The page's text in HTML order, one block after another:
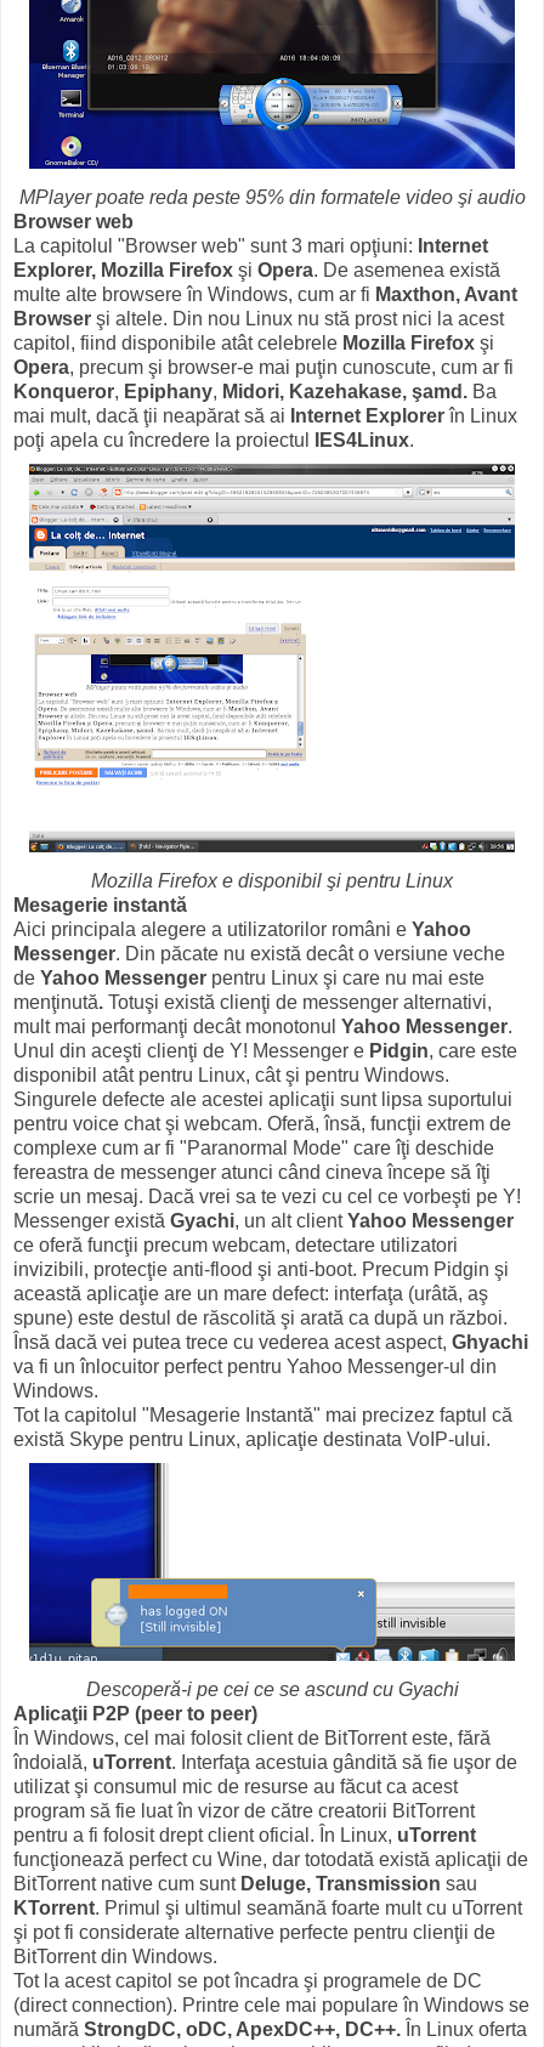
MPlayer poate reda peste 95% din formatele video şi audio
Browser web
La capitolul "Browser web" sunt 3 mari opţiuni: Internet
Explorer, Mozilla Firefox şi Opera. De asemenea există
multe alte browsere în Windows, cum ar fi Maxthon, Avant
Browser şi altele. Din nou Linux nu stă prost nici la acest
capitol, fiind disponibile atât celebrele Mozilla Firefox şi
Opera, precum şi browser-e mai puţin cunoscute, cum ar fi
Konqueror, Epiphany, Midori, Kazehakase, şamd. Ba
mai mult, dacă ţii neapărat să ai Internet Explorerîn Linux
poţi apela cu încredere la proiectul
IES4Linux.
Mozilla Firefox e disponibil şi pentru Linux
Mesagerie instantă
Aici principala alegere a utilizatorilor români e Yahoo
Messenger. Din păcate nu există decât o versiune veche
de Yahoo Messenger pentru Linux şi care nu mai este
menţinută. Totuşi există clienţi de messenger alternativi,
mult mai performanţi decât monotonul Yahoo Messenger.
Unul din aceşti clienţi de Y! Messenger e Pidgin, care este
disponibil atât pentru Linux, cât şi pentru Windows.
Singurele defecte ale acestei aplicaţii sunt lipsa suportului
pentru voice chat şi webcam. Oferă, însă, funcţii extrem de
complexe cum ar fi "Paranormal Mode" care îţi deschide
fereastra de messenger atunci când cineva începe să îţi
scrie un mesaj. Dacă vrei sa te vezi cu cel ce vorbeşti pe Y!
Messenger există Gyachi, un alt clientYahoo Messenger
ce oferă funcţii precum webcam, detectare utilizatori
invizibili, protecţie anti-flood şi anti-boot. Precum Pidgin şi
această aplicaţie are un mare defect: interfaţa (urâtă, aş
spune) este destul de răscolită şi arată ca după un război.
Însă dacă vei putea trece cu vederea acest aspect, Ghyachi
va fi un înlocuitor perfect pentru Yahoo Messenger-ul din
Windows.
Tot la capitolul "Mesagerie Instantă" mai precizez faptul că
există Skype pentru Linux, aplicaţie destinata VoIP-ului.
Descoperă-i pe cei ce se ascund cu Gyachi
Aplicaţii P2P (peer to peer)
În Windows, cel mai folosit client de BitTorrent este, fără
îndoială, uTorrent. Interfaţa acestuia gândită să fie uşor de
utilizat şi consumul mic de resurse au făcut ca acest
program să fie luat în vizor de către creatorii BitTorrent
pentru a fi folosit drept client oficial. În Linux, uTorrent
funcţionează perfect cu Wine, dar totodată există aplicaţii de
BitTorrent native cum sunt Deluge, Transmission sau
KTorrent. Primul şi ultimul seamănă foarte mult cu uTorrent
şi pot fi considerate alternative perfecte pentru clienţii de
BitTorrent din Windows.
Tot la acest capitol se pot încadra şi programele de DC
(direct connection). Printre cele mai populare în Windows se
numără StrongDC, oDC, ApexDC++, DC++. În Linux oferta